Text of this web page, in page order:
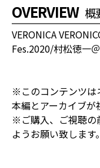
OVERVIEW 概
VERONICA
Fes.2020/村松徳一
※このコンテンツは
本編とアーカイブが
※ご購入、ご視聴の
ようお願い致します。